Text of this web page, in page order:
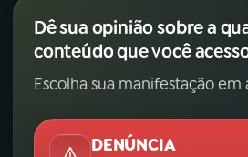
VIDEOCASTS
07ÚLTIMAS
08FESTIVAL DE MÚSICA
Dê sua opinião sobre a
conteúdo que você
Escolha sua manifestação
DENÚNCIA